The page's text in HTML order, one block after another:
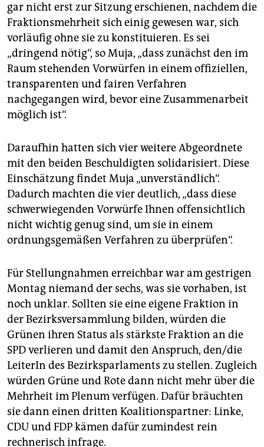
gar nicht erst zur Sitzung erschienen, nachdem die
Fraktionsmehrheit sich einig gewesen war, sich
vorläufig ohne sie zu konstituieren. Es sei
„dringend nötig“, so Muja, „dass zunächst den im
Raum stehenden Vorwürfen in einem offiziellen,
transparenten und fairen Verfahren
nachgegangen wird, bevor eine Zusammenarbeit
möglich ist“.
Daraufhin hatten sich vier weitere Abgeordnete
mit den beiden Beschuldigten solidarisiert. Diese
Einschätzung findet Muja „unverständlich“.
Dadurch machten die vier deutlich, „dass diese
schwerwiegenden Vorwürfe Ihnen offensichtlich
nicht wichtig genug sind, um sie in einem
ordnungsgemäßen Verfahren zu überprüfen“.
Für Stellungnahmen erreichbar war am gestrigen
Montag niemand der sechs, was sie vorhaben, ist
noch unklar. Sollten sie eine eigene Fraktion in
der Bezirksversammlung bilden, würden die
Grünen ihren Status als stärkste Fraktion an die
SPD verlieren und damit den Anspruch, den/die
LeiterIn des Bezirksparlaments zu stellen. Zugleich
würden Grüne und Rote dann nicht mehr über die
Mehrheit im Plenum verfügen. Dafür bräuchten
sie dann einen dritten Koalitionspartner: Linke,
CDU und FDP kämen dafür zumindest rein
rechnerisch infrage.